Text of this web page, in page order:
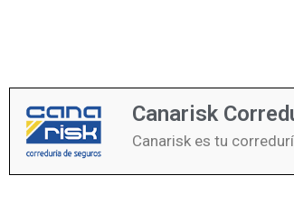
Canarisk
Canarisk es tu